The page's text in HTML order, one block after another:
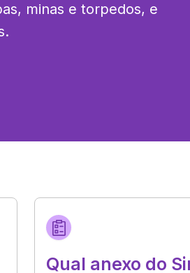
minas e torpedos, e
Qual anexo do